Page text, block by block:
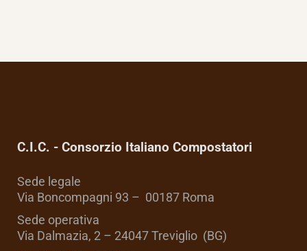
C.I.C. - Consorzio Italiano Compostatori
Sede legale
Via Boncompagni 93 – 00187 Roma
Sede operativa
Via Dalmazia, 2 – 24047 Treviglio (BG)